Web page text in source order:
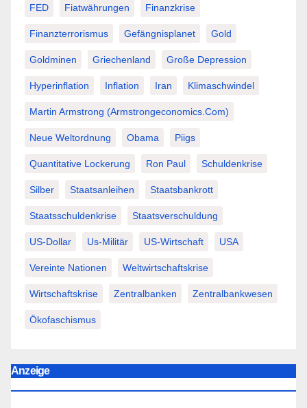
FED Fiatwährungen Finanzkrise
Finanzterrorismus Gefängnisplanet Gold
Goldminen Griechenland Große Depression
Hyperinflation Inflation Iran Klimaschwindel
Martin Armstrong (Armstrongeconomics.com)
Neue Weltordnung Obama Piigs
Quantitative Lockerung Ron Paul Schuldenkrise
Silber Staatsanleihen Staatsbankrott
Staatsschuldenkrise Staatsverschuldung
US-Dollar Us-Militär US-Wirtschaft USA
Vereinte Nationen Weltwirtschaftskrise
Wirtschaftskrise Zentralbanken Zentralbankwesen
Ökofaschismus
Anzeige